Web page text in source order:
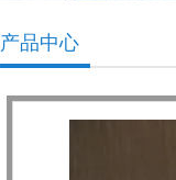
产品中心